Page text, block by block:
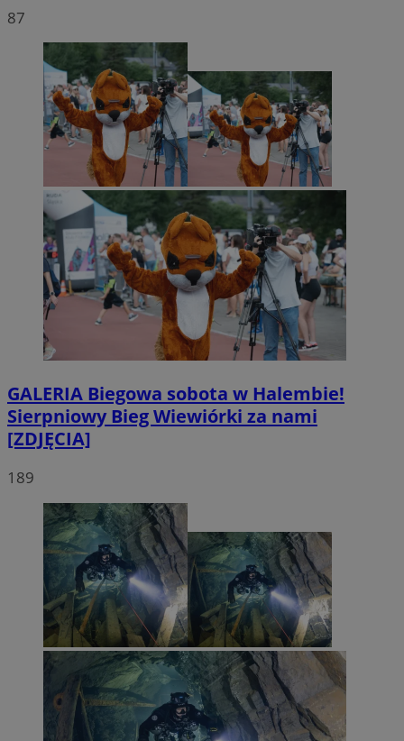
87
GALERIA Biegowa sobota w Halembie!
Sierpniowy Bieg Wiewiórki za nami
[ZDJĘCIA]
189